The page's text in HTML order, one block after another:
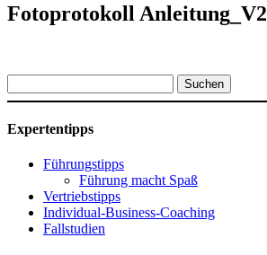
Fotoprotokoll Anleitung_V2
nach:
Expertentipps
Führungstipps
Führung macht Spaß
Vertriebstipps
Individual-Business-Coaching
Fallstudien